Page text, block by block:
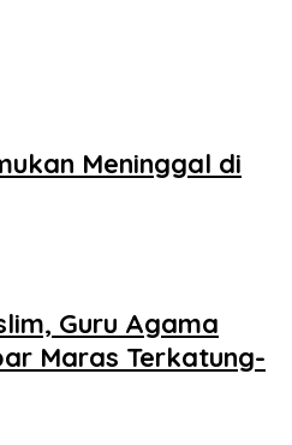
Meninggal di
Guru Agama
Maras Terkatung-